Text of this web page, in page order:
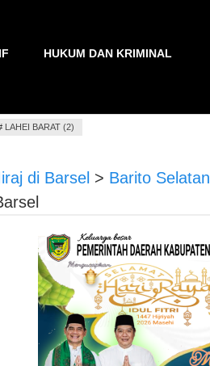
HUKUM DAN KRIMINAL
LAHEI BARAT (2)
di Barsel > Barito Selatan